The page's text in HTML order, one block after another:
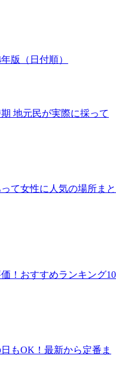
版（日付順）
地元民が実際に採って
て女性に人気の場所まと
！おすすめランキング10
もOK！最新から定番ま